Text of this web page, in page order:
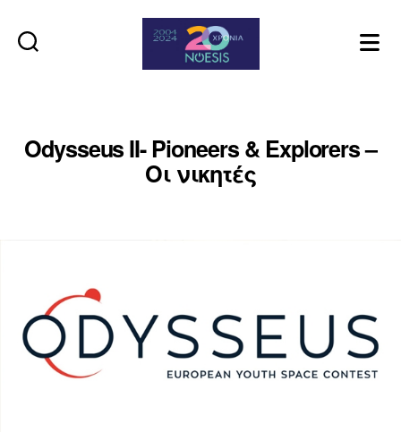
Odysseus II- Pioneers & Explorers –
Οι νικητές